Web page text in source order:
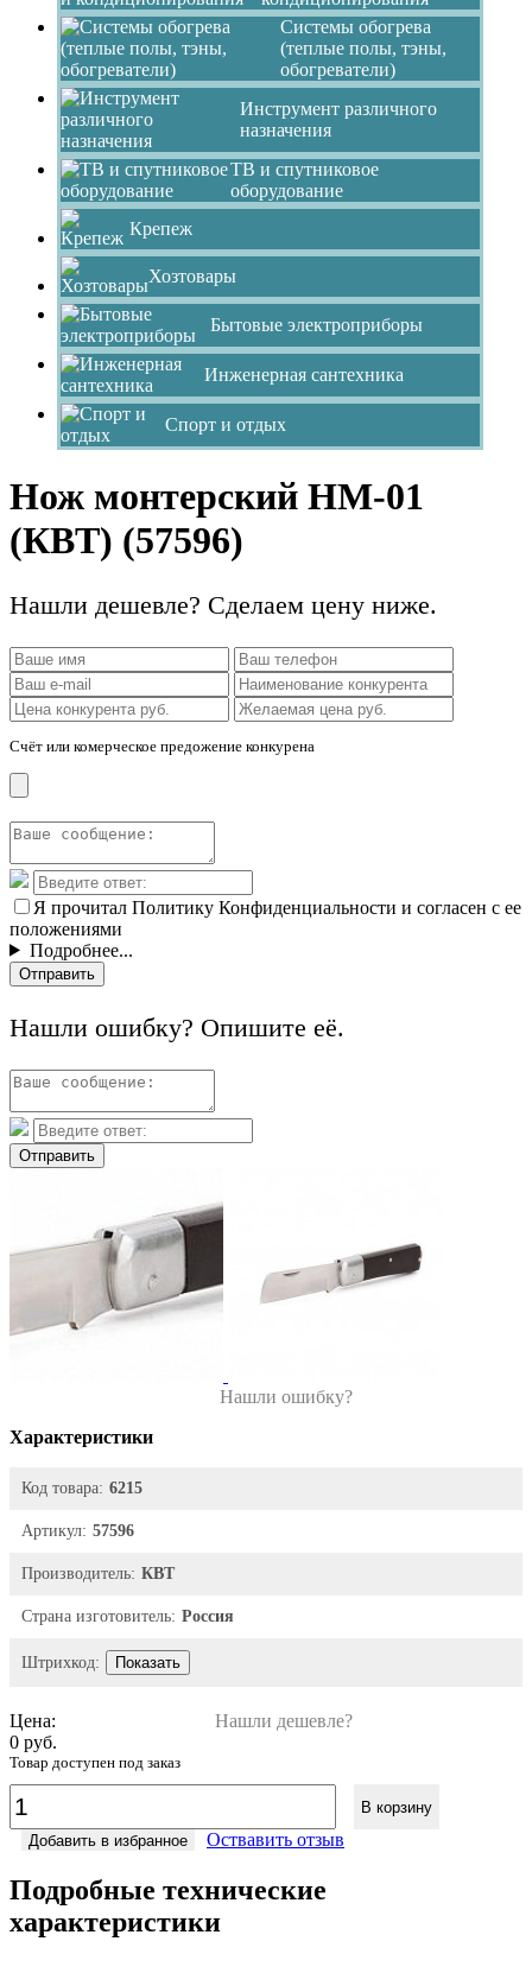
Системы обогрева
(теплые полы, тэны,
обогреватели)
Инструмент различного
назначения
ТВ и спутниковое
оборудование
Крепеж
Хозтовары
Бытовые электроприборы
Инженерная сантехника
Спорт и отдых
Нож монтерский НМ-01
(КВТ) (57596)
Нашли дешевле? Сделаем цену ниже.
Счёт или комерческое предожение конкурена
Я прочитал Политику Конфиденциальности и согласен с ее
положениями
Подробнее...
Отправить
Нашли ошибку? Опишите её.
Отправить
Нашли ошибку?
Характеристики
Код товара: 6215
Артикул: 57596
Производитель: КВТ
Страна изготовитель: Россия
Штрихкод: Показать
Цена:
Нашли дешевле?
0 руб.
Товар доступен под заказ
В корзину
Добавить в избранное
Оствавить отзыв
Подробные технические
характеристики